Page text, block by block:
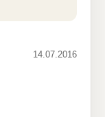
14.07.2016